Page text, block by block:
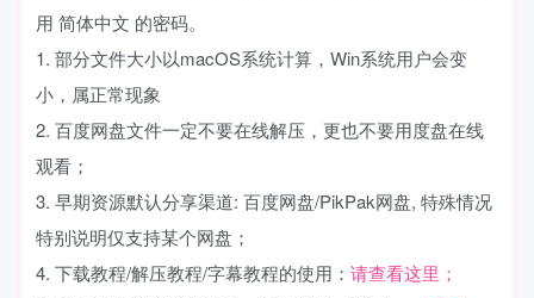
用 简体中文 的密码。
1. 部分文件大小以macOS系统计算，Win系统用户会变
小，属正常现象
2. 百度网盘文件一定不要在线解压，更也不要用度盘在线
观看；
3. 早期资源默认分享渠道: 百度网盘/PikPak网盘, 特殊情况
特别说明仅支持某个网盘；
4. 下载教程/解压教程/字幕教程的使用： 请查看这里；